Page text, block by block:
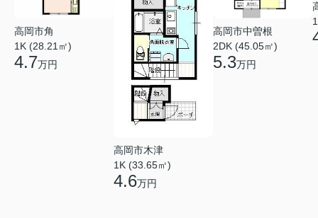
高岡市角
1K (28.21㎡)
4.7万円
高岡市木津
1K (33.65㎡)
4.6万円
高岡市中曽根
2DK (45.05㎡)
5.3万円